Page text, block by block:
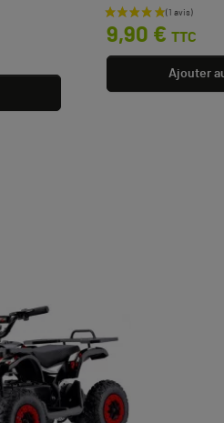
Prix
9,90 € TTC
Ajouter